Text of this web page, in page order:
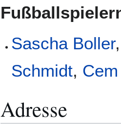
Sascha Boller
Schmidt,
Adresse